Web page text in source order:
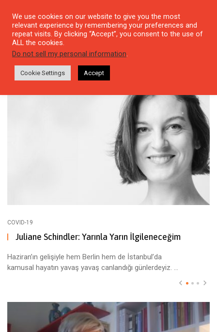
Tag: editor
COVID-19
Juliane Schindler: Yarınla Yarın İlgileneceğim
Haziran’ın gelişiyle hem Berlin hem de İstanbul’da
kamusal hayatın yavaş yavaş canlandığı günlerdeyiz. ...
We use cookies on our website to give you the most
relevant experience by remembering your preferences and
repeat visits. By clicking “Accept”, you consent to the use of
ALL the cookies.
Do not sell my personal information.
Cookie Settings Accept